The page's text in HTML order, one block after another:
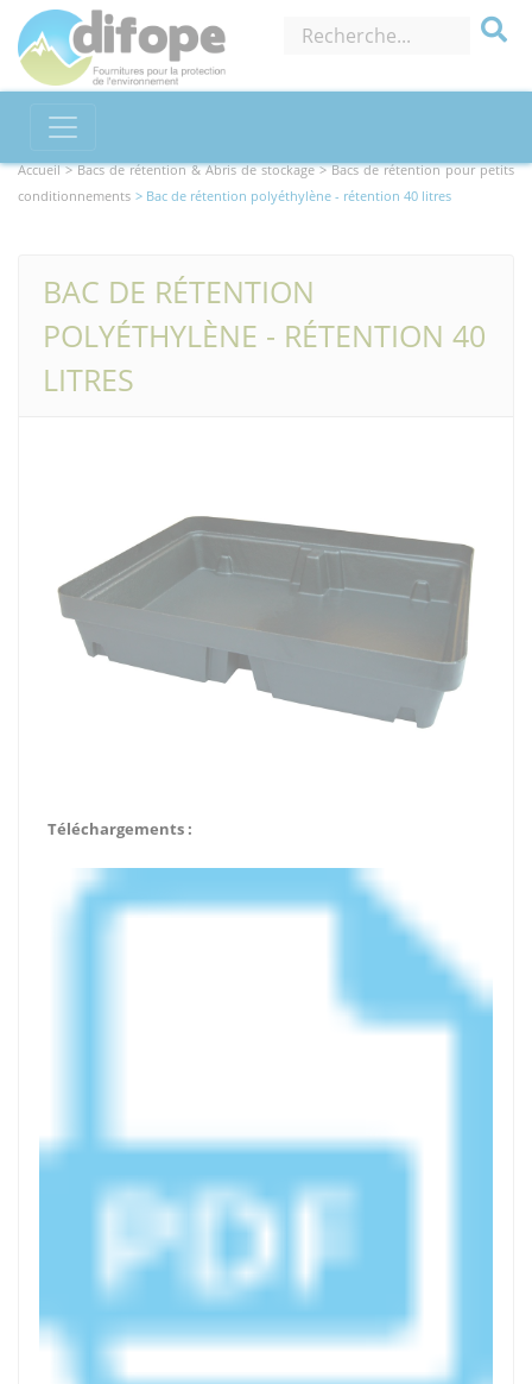
Accueil >Bacs de rétention & Abris de stockage> Bacs de rétention pour petits
conditionnements > Bac de rétention polyéthylène - rétention 40 litres
BAC DE RÉTENTION
POLYÉTHYLÈNE - RÉTENTION 40
LITRES
Téléchargements :